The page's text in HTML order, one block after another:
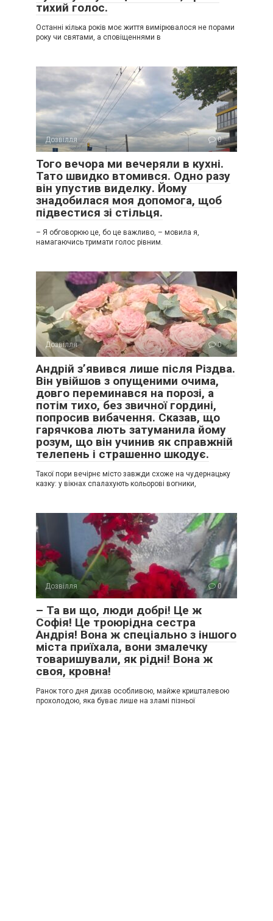
тихий голос.
Останні кілька років моє життя вимірювалося не порами
року чи святами, а сповіщеннями в
Дозвілля 0
Того вечора ми вечеряли в кухні.
Тато швидко втомився. Одно разу
він упустив виделку. Йому
знадобилася моя допомога, щоб
підвестися зі стільця.
– Я обговорюю це, бо це важливо, – мовила я,
намагаючись тримати голос рівним.
Дозвілля 0
Андрій з’явився лише після Різдва.
Він увійшов з опущеними очима,
довго переминався на порозі, а
потім тихо, без звичної гордині,
попросив вибачення. Сказав, що
гарячкова лють затуманила йому
розум, що він учинив як справжній
телепень і страшенно шкодує.
Такої пори вечірнє місто завжди схоже на чудернацьку
казку: у вікнах спалахують кольорові вогники,
Дозвілля 0
– Та ви що, люди добрі! Це ж
Софія! Це троюрідна сестра
Андрія! Вона ж спеціально з іншого
міста приїхала, вони змалечку
товаришували, як рідні! Вона ж
своя, кровна!
Ранок того дня дихав особливою, майже кришталевою
прохолодою, яка буває лише на зламі пізньої